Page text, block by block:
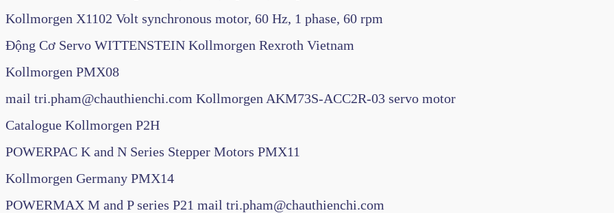
Kollmorgen X1102 Volt synchronous motor, 60 Hz, 1 phase, 60 rpm
Động Cơ Servo WITTENSTEIN Kollmorgen Rexroth Vietnam
Kollmorgen PMX08
mail tri.pham@chauthienchi.com Kollmorgen AKM73S-ACC2R-03 servo motor
Catalogue Kollmorgen P2H
POWERPAC K and N Series Stepper Motors PMX11
Kollmorgen Germany PMX14
POWERMAX M and P series P21 mail tri.pham@chauthienchi.com